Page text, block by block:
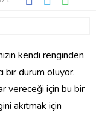
kendi renginden
bir durum oluyor.
vereceği için bu bir
akıtmak için